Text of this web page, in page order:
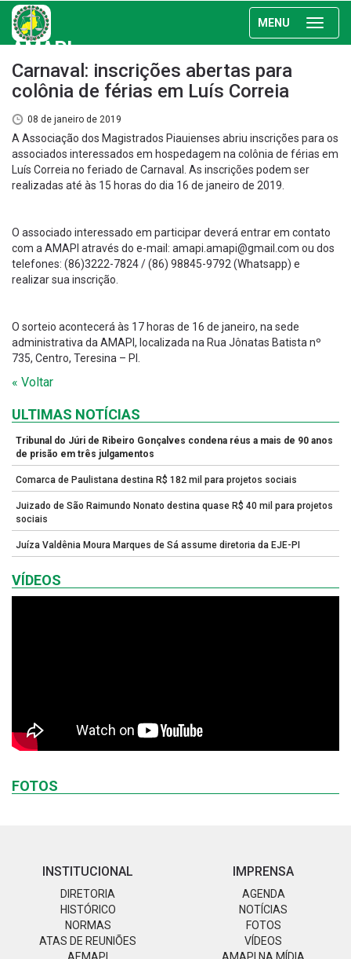
MENU
AMAPI
Carnaval: inscrições abertas para
colônia de férias em Luís Correia
08 de janeiro de 2019
A Associação dos Magistrados Piauienses abriu inscrições para os
associados interessados em hospedagem na colônia de férias em
Luís Correia no feriado de Carnaval. As inscrições podem ser
realizadas até às 15 horas do dia 16 de janeiro de 2019.
O associado interessado em participar deverá entrar em contato
com a AMAPI através do e-mail: amapi.amapi@gmail.com ou dos
telefones: (86)3222-7824 / (86) 98845-9792 (Whatsapp) e
realizar sua inscrição.
O sorteio acontecerá às 17 horas de 16 de janeiro, na sede
administrativa da AMAPI, localizada na Rua Jônatas Batista nº
735, Centro, Teresina – PI.
« Voltar
ULTIMAS NOTÍCIAS
Tribunal do Júri de Ribeiro Gonçalves condena réus a mais de 90 anos
de prisão em três julgamentos
Comarca de Paulistana destina R$ 182 mil para projetos sociais
Juizado de São Raimundo Nonato destina quase R$ 40 mil para projetos
sociais
Juíza Valdênia Moura Marques de Sá assume diretoria da EJE-PI
VÍDEOS
FOTOS
INSTITUCIONAL
DIRETORIA
HISTÓRICO
NORMAS
ATAS DE REUNIÕES
IMPRENSA
AGENDA
NOTÍCIAS
FOTOS
VÍDEOS